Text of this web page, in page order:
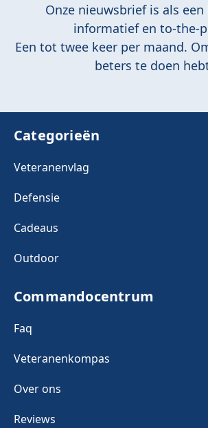
Onze nieuwsbrief is als
informatief en to-the-
Een tot twee keer per maand.
beters te doen
Categorieën
Veteranenvlag
Defensie
Cadeaus
Outdoor
Commandocentrum
Faq
Veteranenkompas
Over ons
Reviews